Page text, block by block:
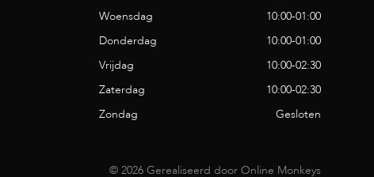
Woensdag
10:00-01:00
Donderdag
10:00-01:00
Vrijdag
10:00-02:30
Zaterdag
10:00-02:30
Zondag
Gesloten
© 2026 Gerealiseerd door Online Monkeys